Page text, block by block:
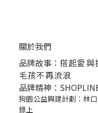
關於我們
品牌故事： 搭起愛
毛孩不再流浪
品牌精神：
狗園公益興建計劃：林
錄上